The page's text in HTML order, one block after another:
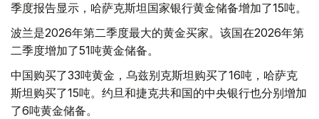
季度报告显示，哈萨克斯坦国家银行黄金储备增加了15吨。
波兰是2026年第二季度最大的黄金买家。该国在2026年第
二季度增加了51吨黄金储备。
中国购买了33吨黄金，乌兹别克斯坦购买了16吨，哈萨克
斯坦购买了15吨。约旦和捷克共和国的中央银行也分别增加
了6吨黄金储备。